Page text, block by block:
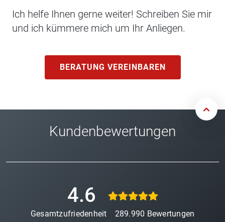
Ich helfe Ihnen gerne weiter! Schreiben Sie mir
und ich kümmere mich um Ihr Anliegen.
BERATUNG VEREINBAREN
Kundenbewertungen
4.6
Gesamtzufriedenheit 289.990 Bewertungen